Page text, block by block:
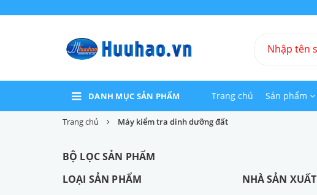
DANH MỤC SẢN PHẨM Trang chủ Sản phẩm
Trang chủ Máy kiểm tra dinh dưỡng đất
BỘ LỌC SẢN PHẨM
LOẠI SẢN PHẨM
NHÀ SẢN XUẤT